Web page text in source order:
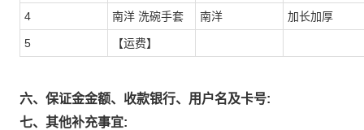
4 南洋 洗碗手套 南洋 加长加厚
5 【运费】
六、保证金金额、收款银行、用户名及卡号:
七、其他补充事宜: